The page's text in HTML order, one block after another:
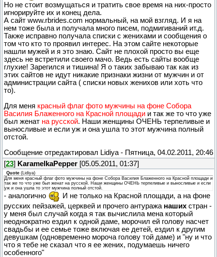
Но не стоит возмущаться и тратить свое время на них-просто
игнорируйте их и конец дела.
А сайт www.rbrides.com нормальный, на мой взгляд. И я на
нем тоже была и получала много писем, подмигиваний ит.д.
Также исправно получала списки с женихами и сообщения о
том что кто то проявил интерес. На этом сайте некоторые
нашли мужей и я это знаю. Сайт не плохой просто вы еще
здесь не встретили своего мачо. Ведь есть сайты вообще
глухие! Зарегился и тишина! Я о таких забываю так как из
этих сайтов не идут никакие признаки жизни от мужчин и от
администрации сайта ( списки новых женихов или хоть что
то).
Для меня красный флаг фото мужчины на фоне Собора
Василия Блаженного на Красной площади и так же то что уже
был женат на русской. Наши женщины ОЧЕНЬ терпеливые и
выносливые и если уж и она ушла то этот мужчина полный
отстой.
Сообщение отредактировал Lidiya - Пятница, 04.02.2011, 20:46
[23] KaramelkaPepper [05.05.2011, 01:37]
Quote ( Lidiya)
Для меня красный флаг фото мужчины на фоне Собора Василия Блаженного на Красной площади и
так же то что уже был женат на русской. Наши женщины ОЧЕНЬ терпеливые и выносливые и если
уж и она ушла то этот мужчина полный отстой.
- аналогично
И не только на Красной площади, а на фоне
русских пейзажей, церквей и прочего антуража наших стран -
у меня был случай когда я так вычислила мена который
неоднократно ездил к одной даме, морочил ей голову насчет
свадьбы и ее семье тоже включая ее детей, ездил к другим
девушкам (одновременно мороча голову той даме) и "ну и что
что я тебе не сказал что я ее жених, подумаешь ничего
особенного"